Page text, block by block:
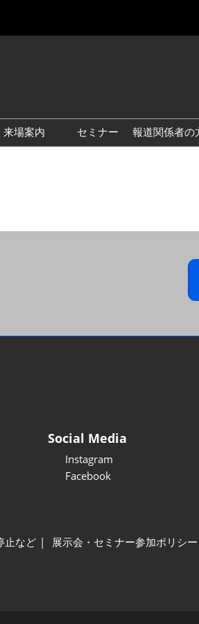
来場案内
セミナー 報道関係者の
Social Media
Instagram
Facebook
止など 展示会・セミナー参加ポリシー